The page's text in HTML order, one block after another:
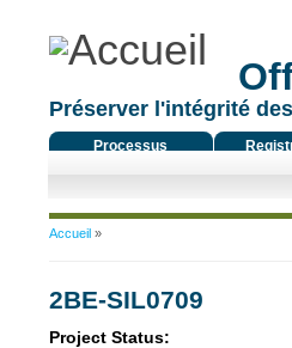
Préserver l'intégrité
Processus
Vous êtes ici
Accueil»
2BE-SIL0709
Project Status: